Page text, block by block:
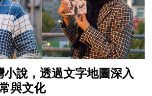
小說，透過文字地圖深入
與文化